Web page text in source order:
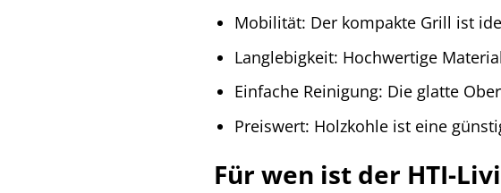
Mobilität: Der kompakte Grill ist
Langlebigkeit: Hochwertige
Einfache Reinigung: Die glatte
Preiswert: Holzkohle ist eine
Für wen ist der HTI-